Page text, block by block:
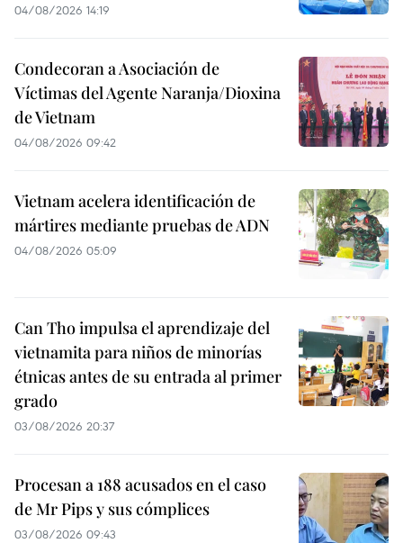
04/08/2026 14:19
Condecoran a Asociación de
Víctimas del Agente Naranja/Dioxina
de Vietnam
04/08/2026 09:42
Vietnam acelera identificación de
mártires mediante pruebas de ADN
04/08/2026 05:09
Can Tho impulsa el aprendizaje del
vietnamita para niños de minorías
étnicas antes de su entrada al primer
grado
03/08/2026 20:37
Procesan a 188 acusados en el caso
de Mr Pips y sus cómplices
03/08/2026 09:43